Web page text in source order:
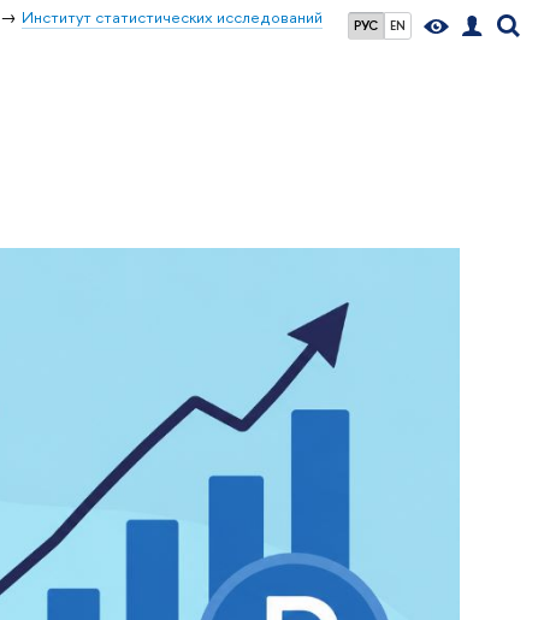
РУС EN
Институт статистических исследований